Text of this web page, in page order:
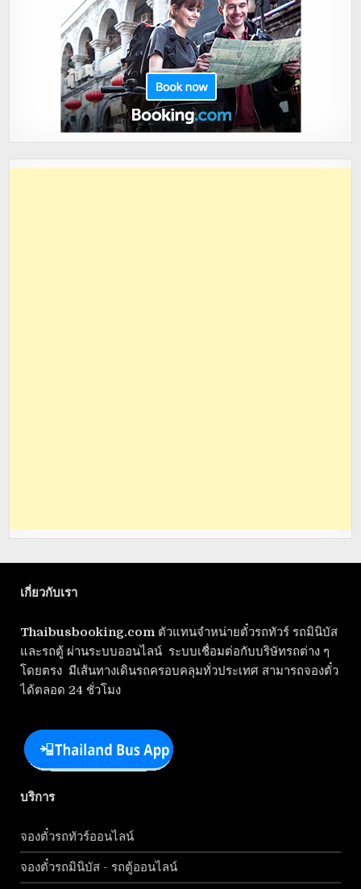
เกี่ยวกับเรา
Thaibusbooking.com ตัวแทนจำหน่ายตั๋วรถทัวร์ รถมินิบัส
และรถตู้ ผ่านระบบออนไลน์ ระบบเชื่อมต่อกับบริษัทรถต่าง ๆ
โดยตรง มีเส้นทางเดินรถครอบคลุมทั่วประเทศ สามารถจองตั๋ว
ได้ตลอด 24 ชั่วโมง
บริการ
จองตั๋วรถทัวร์ออนไลน์
จองตั๋วรถมินิบัส - รถตู้ออนไลน์